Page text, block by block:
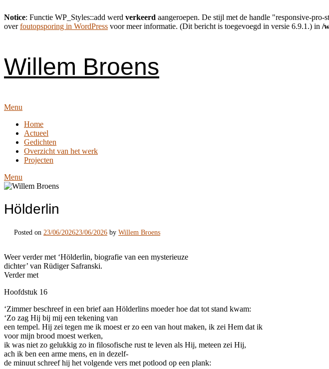
Notice: Functie WP_Styles::add werd verkeerd aangeroepen. De stijl met de handle "responsive-
overfoutopsporing in WordPress voor meer informatie. (Dit bericht is toegevoegd in versie 6.9.1.) in /
Willem Broens
Menu
Home
Actueel
Gedichten
Overzicht van het werk
Projecten
Menu
Hölderlin
Posted on 23/06/202623/06/2026 by Willem Broens
Weer verder met ‘Hölderlin, biografie van een mysterieuze
dichter’ van Rüdiger Safranski.
Verder met
Hoofdstuk 16
‘Zimmer beschreef in een brief aan Hölderlins moeder hoe dat tot stand kwam:
‘Zo zag Hij bij mij een tekening van
een tempel. Hij zei tegen me ik moest er zo een van hout maken, ik zei Hem dat ik
voor mijn brood moest werken,
ik was niet zo gelukkig zo in filosofische rust te leven als Hij, meteen zei Hij,
ach ik ben een arme mens, en in dezelf-
de minuut schreef hij het volgende vers met potlood op een plank: